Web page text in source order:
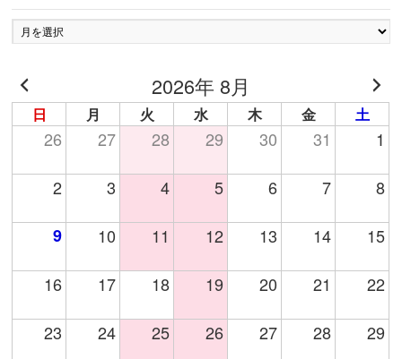
ア
ー
イ
ブ
2026年 8月
日 月 火 水 木 金 土
26 27 28 29 30 31 1
2 3 4 5 6 7 8
9 10 11 12 13 14 15
16 17 18 19 20 21 22
23 24 25 26 27 28 29